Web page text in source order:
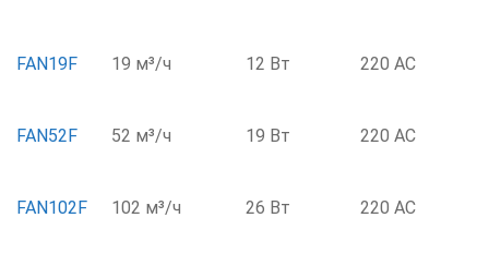
FAN19F 19 м³/ч 12 Вт 220 AC
FAN52F 52 м³/ч 19 Вт 220 AC
FAN102F 102 м³/ч 26 Вт 220 AC